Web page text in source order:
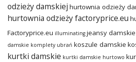
odzieży damskiej hurtownia odzieży
hurtownia odzieży factoryprice.eu
Factoryprice.eu illuminating jeansy damskie
damskie komplety ubrań koszule damskie
kurtki damskie kurtki damskie hurtowo